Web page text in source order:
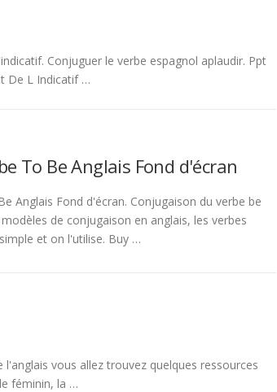
Conjuguer le verbe espagnol aplaudir. Ppt
De L Indicatif …
To Be Anglais Fond d'écran
Anglais Fond d'écran. Conjugaison du verbe be
de conjugaison en anglais, les verbes
et on l'utilise. Buy …
l'anglais vous allez trouvez quelques ressources
féminin, la …